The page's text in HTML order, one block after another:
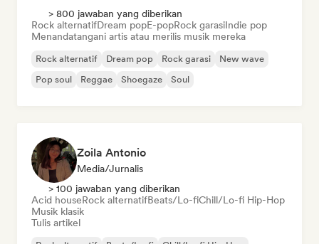
> 800 jawaban yang diberikan
Rock alternatifDream popE-popRock garasiIndie pop
Menandatangani artis atau merilis musik mereka
Rock alternatif Dream pop Rock garasi
New wave
Pop soul
Reggae Shoegaze Soul
Zoila Antonio
Media/Jurnalis
> 100 jawaban yang diberikan
Acid houseRock alternatifBeats/Lo-fiChill/Lo-fi Hip-Hop
Musik klasik
Tulis artikel